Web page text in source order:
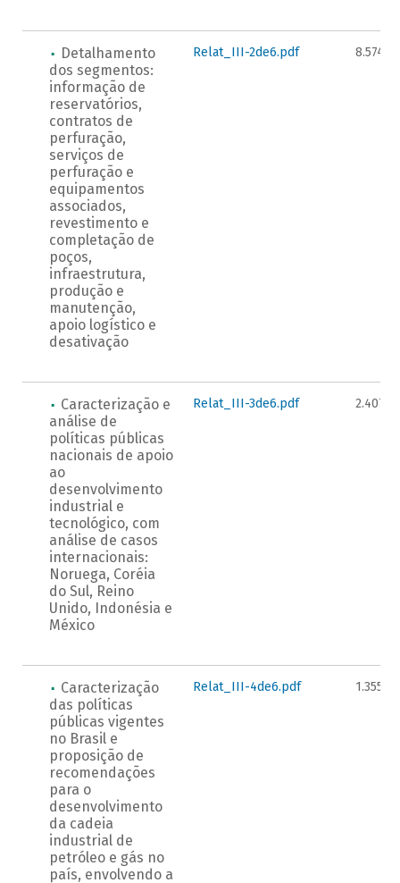
Detalhamento
dos segmentos:
informação de
reservatórios,
contratos de
perfuração,
serviços de
perfuração e
equipamentos
associados,
revestimento e
completação de
poços,
infraestrutura,
produção e
manutenção,
apoio logístico e
desativação
Relat_III-2de6.pdf 8.574KB
Caracterização e
análise de
políticas públicas
nacionais de apoio
ao
desenvolvimento
industrial e
tecnológico, com
análise de casos
internacionais:
Noruega, Coréia
do Sul, Reino
Unido, Indonésia e
México
Relat_III-3de6.pdf 2.407KB
Caracterização
das políticas
públicas vigentes
no Brasil e
proposição de
recomendações
para o
desenvolvimento
da cadeia
industrial de
petróleo e gás no
país, envolvendo a
Relat_III-4de6.pdf 1.355KB